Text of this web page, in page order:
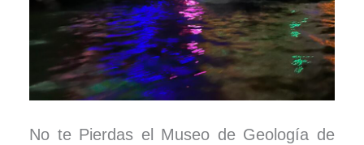
No te Pierdas el Museo de Geología de